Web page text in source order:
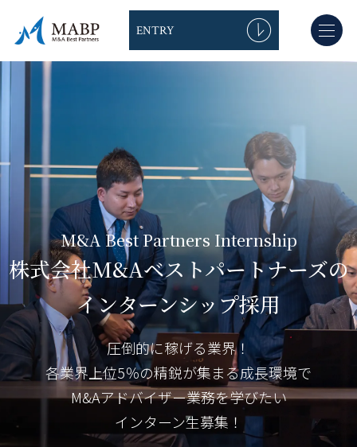
ENTRY
インターントップ
M&Aの仕事
インターンの仕事内容
募集要項
インターン生 インタビュー
M&Aベストパートナーズの社風
インターンシップまでの流れ
M&A Best Partners Internship
株式会社M&Aベストパートナーズの
インターンシップ採用
圧倒的に稼げる業界！
各業界上位5％の精鋭が集まる成長環境で
M&Aアドバイザー業務を学びたい
インターン生募集！